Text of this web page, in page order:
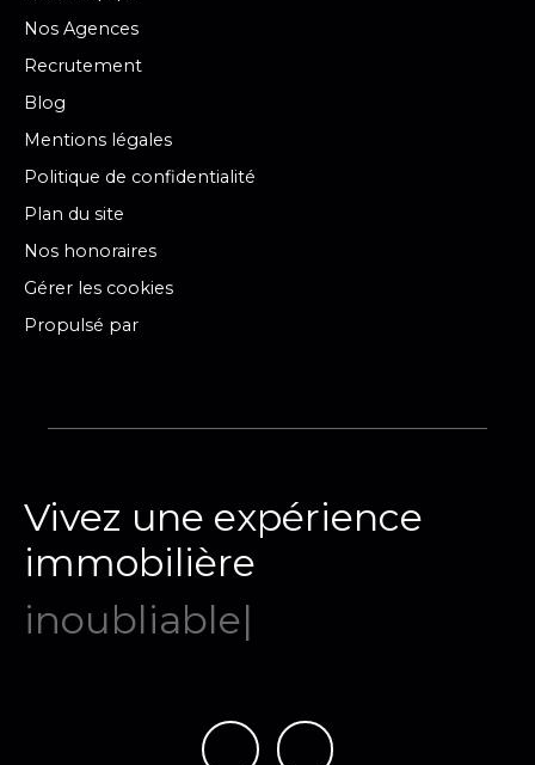
Nos Agences
Recrutement
Blog
Mentions légales
Politique de confidentialité
Plan du site
Nos honoraires
Gérer les cookies
Propulsé par
Vivez une expérience
immobilière
mémo|